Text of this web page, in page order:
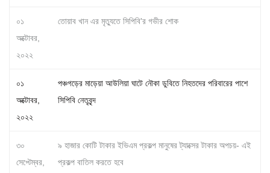
০১
অক্টোবর,
২০২২
তোয়াব খান এর মৃত্যুতে সিপিবি'র গভীর শোক
০১
অক্টোবর,
২০২২
পঞ্চগড়ের মাড়েয়া আউলিয়া ঘাটে নৌকা ডুবিতে নিহতদের পরিবারের পাশে
সিপিবি নেতৃবৃন্দ
৩০
সেপ্টেম্বর,
৯ হাজার কোটি টাকার ইভিএম প্রকল্প মানুষের ট্যাক্সের টাকার অপচয়- এই
প্রকল্প বাতিল করতে হবে